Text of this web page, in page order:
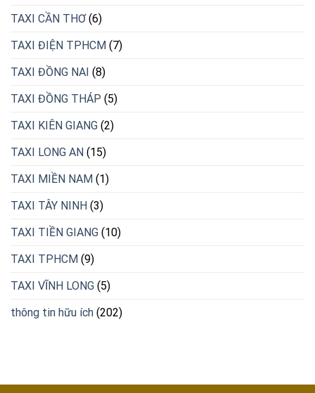
TAXI CẦN THƠ(6)
TAXI ĐIỆN TPHCM (7)
TAXI ĐỒNG NAI (8)
TAXI ĐỒNG THÁP (5)
TAXI KIÊN GIANG (2)
TAXI LONG AN (15)
TAXI MIỀN NAM (1)
TAXI TÂY NINH (3)
TAXI TIỀN GIANG (10)
TAXI TPHCM (9)
TAXI VĨNH LONG (5)
thông tin hữu ích (202)